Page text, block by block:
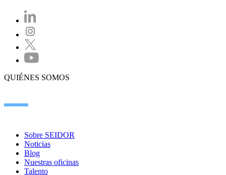
QUIÉNES SOMOS
Sobre SEIDOR
Noticias
Blog
Nuestras oficinas
Talento